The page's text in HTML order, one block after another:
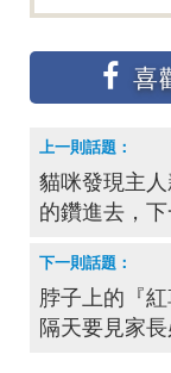
貓咪發現主
的鑽進去​​，
脖子上的『
隔天要見家長